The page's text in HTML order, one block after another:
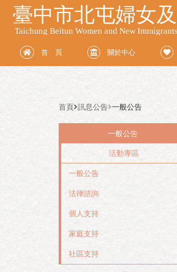
首 頁 關於中心
首頁 訊息公告 一般公告
一般公告
活動專區
一般公告
法律諮詢
個人支持
家庭支持
社區支持